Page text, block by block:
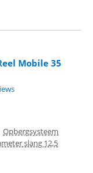
Mobile 35
Opbergsysteem
slang 12,5